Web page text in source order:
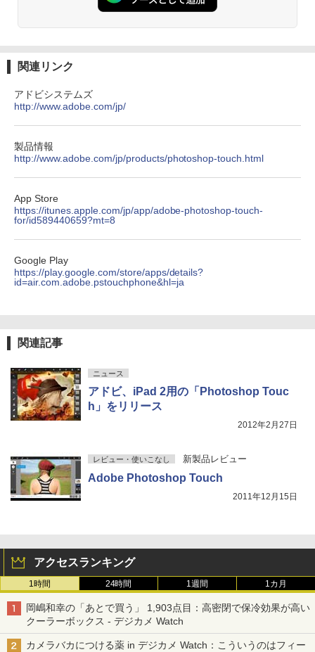
関連リンク
アドビシステムズ
http://www.adobe.com/jp/
製品情報
http://www.adobe.com/jp/products/photoshop-touch.html
App Store
https://itunes.apple.com/jp/app/adobe-photoshop-touch-
for/id589440659?mt=8
Google Play
https://play.google.com/store/apps/details?
id=air.com.adobe.pstouchphone&hl=ja
関連記事
ニュース
アドビ、iPad 2用の「Photoshop Touc
h」をリリース
2012年2月27日
レビュー・使いこなし 新製品レビュー
Adobe Photoshop Touch
2011年12月15日
アクセスランキング
1時間 24時間 1週間 1カ月
岡嶋和幸の「あとで買う」 1,903点目：高密閉で保冷効果が高い
クーラーボックス - デジカメ Watch
カメラバカにつける薬 in デジカメ Watch：こういうのはフィー